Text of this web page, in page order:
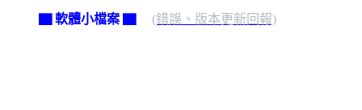
▇ 軟體小檔案 ▇ (錯誤、版本更新回報)